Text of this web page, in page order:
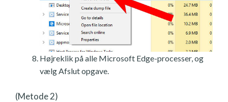
Højreklik på alle Microsoft Edge-processer, og
vælg Afslut opgave.
(Metode 2)